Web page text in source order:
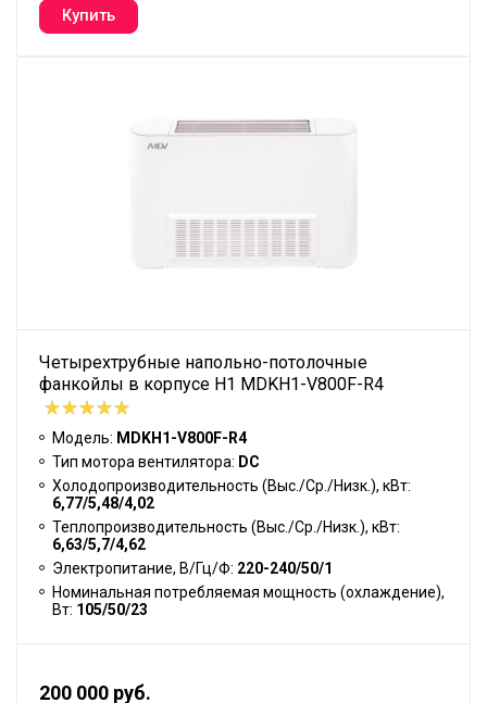
Четырехтрубные напольно-потолочные
фанкойлы в корпусе H1 MDKH1-V800F-R4
Модель: MDKH1-V800F-R4
Тип мотора вентилятора: DC
Холодопроизводительность (Выс./Ср./Низк.), кВт:
6,77/5,48/4,02
Теплопроизводительность (Выс./Ср./Низк.), кВт:
6,63/5,7/4,62
Электропитание, В/Гц/Ф: 220-240/50/1
Номинальная потребляемая мощность (охлаждение),
Вт: 105/50/23
200 000 руб.